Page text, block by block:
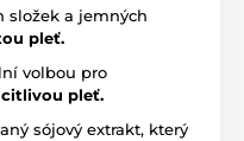
složek a jemných
pleť.
volbou pro
pleť.
sójový extrakt, který